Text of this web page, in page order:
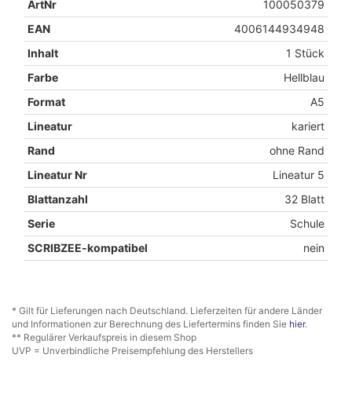
ArtNr
100050379
EAN
4006144934948
Inhalt
1 Stück
Farbe
Hellblau
Format
A5
Lineatur
kariert
Rand
ohne Rand
Lineatur Nr
Lineatur 5
Blattanzahl
32 Blatt
Serie
Schule
SCRIBZEE-kompatibel
nein
* Gilt für Lieferungen nach Deutschland. Lieferzeiten für andere Länder
und Informationen zur Berechnung des Liefertermins finden Sie hier.
** Regulärer Verkaufspreis in diesem Shop
UVP = Unverbindliche Preisempfehlung des Herstellers